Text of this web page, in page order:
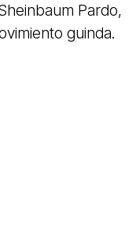
Pardo,
guinda.